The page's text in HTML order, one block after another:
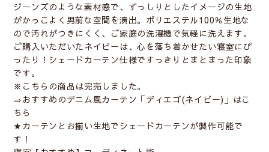
ジーンズのような素材感で、ずっしりとしたイメージの生地
がかっこよく男前な空間を演出。ポリエステル100％生地な
ので汚れがつきにくく、ご家庭の洗濯機で気軽に洗えます。
ご購入いただいたネイビーは、心を落ち着かせたい寝室にぴ
ったり！シェードカーテン仕様ですっきりとまとまった印象
です。
※こちらの商品は完売しました。
⇒ おすすめのデニム風カーテン「ディエゴ(ネイビー)」はこ
ちら
★カーテンとお揃い生地でシェードカーテンが製作可能で
す！